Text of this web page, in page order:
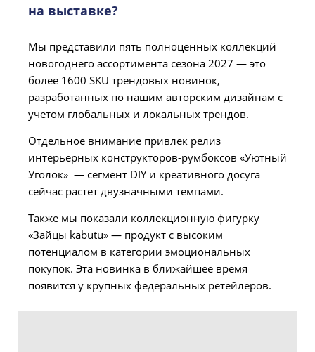
на выставке?
Мы представили пять полноценных коллекций
новогоднего ассортимента сезона 2027 — это
более 1600 SKU трендовых новинок,
разработанных по нашим авторским дизайнам с
учетом глобальных и локальных трендов.
Отдельное внимание привлек релиз
интерьерных конструкторов-румбоксов «Уютный
Уголок» — сегмент DIY и креативного досуга
сейчас растет двузначными темпами.
Также мы показали коллекционную фигурку
«Зайцы kabutu» — продукт с высоким
потенциалом в категории эмоциональных
покупок. Эта новинка в ближайшее время
появится у крупных федеральных ретейлеров.